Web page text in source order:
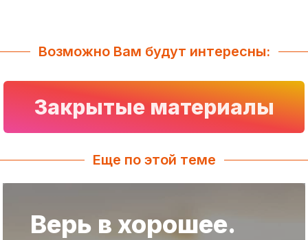
Возможно Вам будут интересны:
Закрытые материалы
Еще по этой теме
Верь в хорошее.